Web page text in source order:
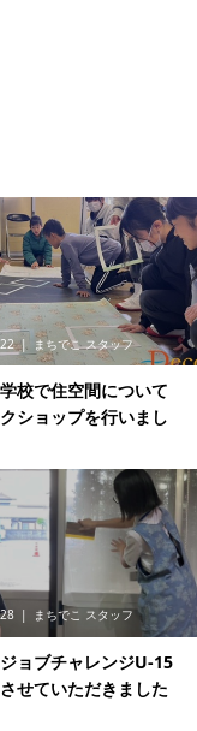
まちでこ スタッフ
校で住空間について
ショップを行いまし
まちでこ スタッフ
ョブチャレンジU-15
せていただきました